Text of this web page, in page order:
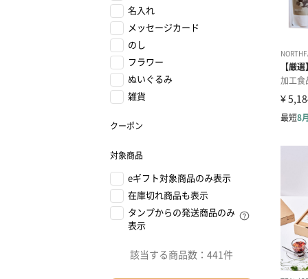
名入れ
メッセージカード
のし
フラワー
ぬいぐるみ
雑貨
クーポン
対象商品
eギフト対象商品のみ表示
在庫切れ商品も表示
タンプからの発送商品のみ
表示
該当する商品数： 441件